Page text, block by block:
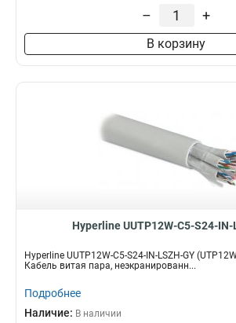
– +
В корзину
Hyperline UUTP12W-C5-S24-IN-
Hyperline UUTP12W-C5-S24-IN-LSZH-GY
Кабель витая пара, неэкранированн...
Подробнее
Наличие: В наличии